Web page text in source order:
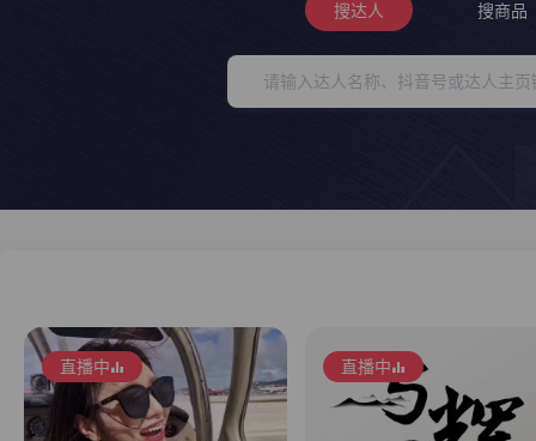
搜达人 搜商品
直播中 直播中